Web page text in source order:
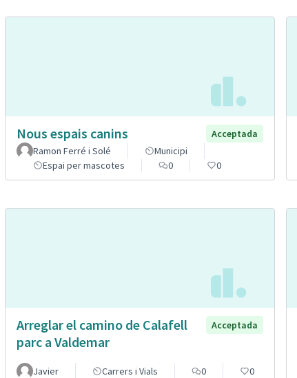
Nous espais canins
Acceptada
Ramon Ferré i Solé
Municipi
Espai per mascotes
0 0
Arreglar el camino de Calafell
parc a Valdemar
Acceptada
Javier Carrers i Vials 0 0